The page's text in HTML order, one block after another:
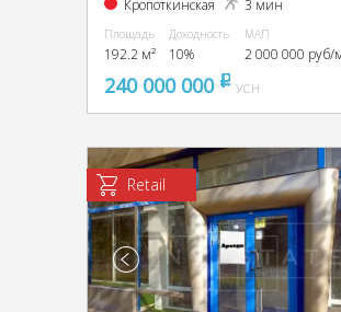
Кропоткинская 3 мин
Площадь
192.2 м²
Доходность
10%
МАП
2 000 000 руб/
240 000 000 pуб
УСН
Retail